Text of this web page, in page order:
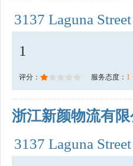
3137 Laguna Street
1
评分： 服务态度： 1
浙江新颜物流有限
3137 Laguna Street